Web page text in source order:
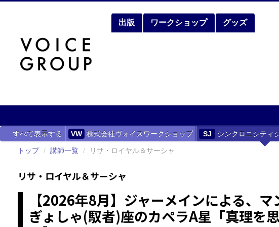
出版 ワークショップ グッズ
すべて表示する VW 株式会社ヴォイスワークショップ SJ シンクロニシティ
トップ / 講師一覧 / リサ・ロイヤル＆サーシャ
リサ・ロイヤル＆サーシャ
【2026年8月】ジャーメインによる、
ぎょしゃ(馭者)座のカペラA星「真理を